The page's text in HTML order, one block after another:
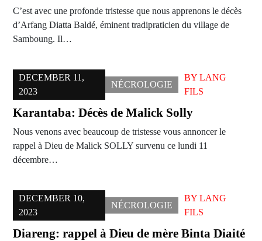
C’est avec une profonde tristesse que nous apprenons le décès
d’Arfang Diatta Baldé, éminent tradipraticien du village de
Samboung. Il…
DECEMBER 11,
2023
NÉCROLOGIE
BY LANG
FILS
Karantaba: Décès de Malick Solly
Nous venons avec beaucoup de tristesse vous annoncer le
rappel à Dieu de Malick SOLLY survenu ce lundi 11
décembre…
DECEMBER 10,
2023
NÉCROLOGIE
BYLANG
FILS
Diareng: rappel à Dieu de mère Binta Diaité